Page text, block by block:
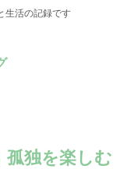
生活の記録です
孤独を楽しむ